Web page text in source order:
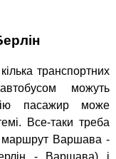
транспортних
можуть
пасажир може
Все-таки треба
маршрут Варшава -
- Варшава) і